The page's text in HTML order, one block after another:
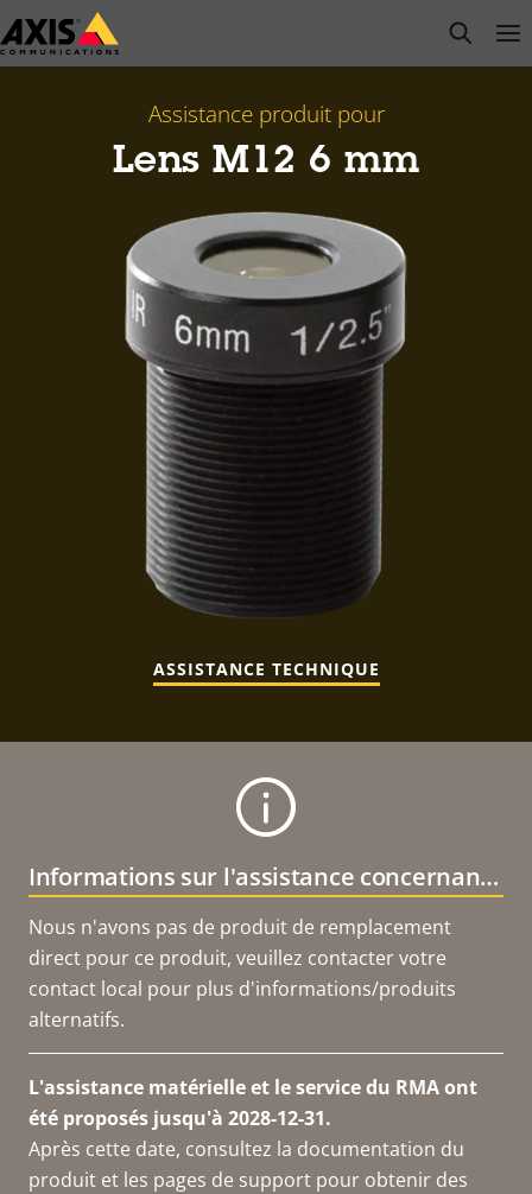
Passer
au
open
Assistance produit pour
Lens M12 6 mm
ASSISTANCE TECHNIQUE
Informations sur l'assistance concernant le produit
Nous n'avons pas de produit de remplacement
direct pour ce produit, veuillez contacter votre
contact local pour plus d'informations/produits
alternatifs.
L'assistance matérielle et le service du RMA ont
été proposés jusqu'à 2028-12-31.
Après cette date, consultez la documentation du
produit et les pages de support pour obtenir des